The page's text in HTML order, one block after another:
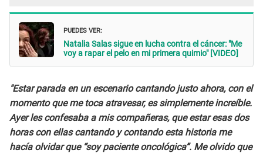
PUEDES VER:
Natalia Salas sigue en lucha contra el cáncer: "Me
voy a rapar el pelo en mi primera quimio" [VIDEO]
"Estar parada en un escenario cantando justo ahora, con el
momento que me toca atravesar, es simplemente increíble.
Ayer les confesaba a mis compañeras, que estar esas dos
horas con ellas cantando y contando esta historia me
hacía olvidar que “soy paciente oncológica”. Me olvido que